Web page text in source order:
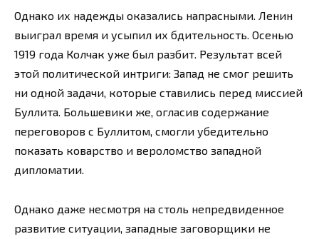
Однако их надежды оказались напрасными. Ленин
выиграл время и усыпил их бдительность. Осенью
1919 года Колчак уже был разбит. Результат всей
этой политической интриги: Запад не смог решить
ни одной задачи, которые ставились перед миссией
Буллита. Большевики же, огласив содержание
переговоров с Буллитом, смогли убедительно
показать коварство и вероломство западной
дипломатии.
Однако даже несмотря на столь непредвиденное
развитие ситуации, западные заговорщики не